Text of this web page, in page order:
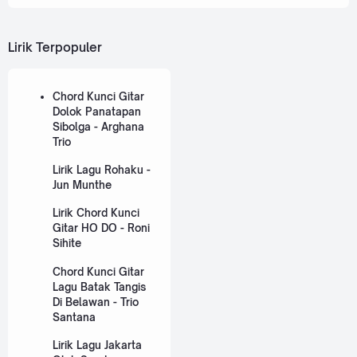
Lirik Terpopuler
Chord Kunci Gitar
Dolok Panatapan
Sibolga - Arghana
Trio
Lirik Lagu Rohaku -
Jun Munthe
Lirik Chord Kunci
Gitar HO DO - Roni
Sihite
Chord Kunci Gitar
Lagu Batak Tangis
Di Belawan - Trio
Santana
Lirik Lagu Jakarta